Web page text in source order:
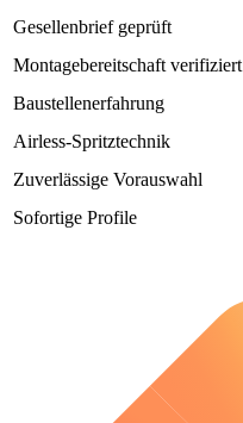
Gesellenbrief geprüft
Montagebereitschaft verifiziert
Baustellenerfahrung
Airless-Spritztechnik
Zuverlässige Vorauswahl
Sofortige Profile